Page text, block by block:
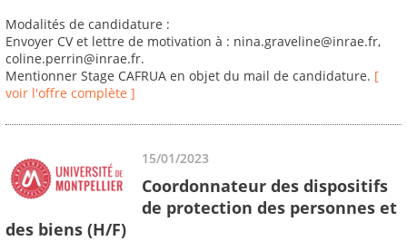
Modalités de candidature :
Envoyer CV et lettre de motivation à : nina.graveline@inrae.fr,
coline.perrin@inrae.fr.
Mentionner Stage CAFRUA en objet du mail de candidature. [
voir l'offre complète ]
15/01/2023
Coordonnateur des dispositifs
de protection des personnes et
des biens (H/F)